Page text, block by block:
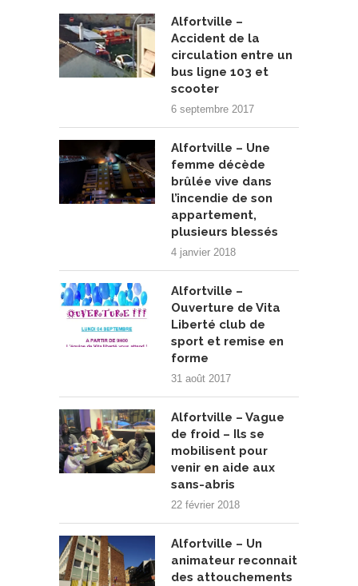
Alfortville –
Accident de la
circulation entre un
bus ligne 103 et
scooter
6 septembre 2017
Alfortville – Une
femme décède
brûlée vive dans
l’incendie de son
appartement,
plusieurs blessés
4 janvier 2018
Alfortville –
Ouverture de Vita
Liberté club de
sport et remise en
forme
31 août 2017
Alfortville – Vague
de froid – Ils se
mobilisent pour
venir en aide aux
sans-abris
22 février 2018
Alfortville – Un
animateur reconnait
des attouchements